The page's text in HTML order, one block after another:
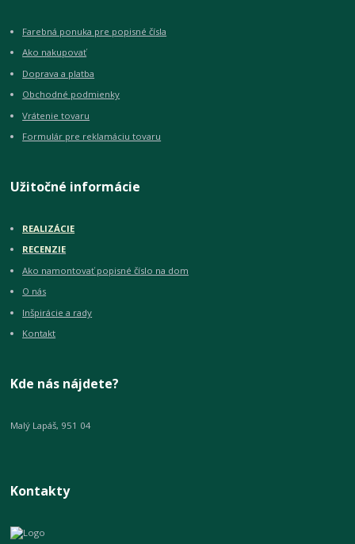
Farebná ponuka pre popisné čísla
Ako nakupovať
Doprava a platba
Obchodné podmienky
Vrátenie tovaru
Formulár pre reklamáciu tovaru
Užitočné informácie
REALIZÁCIE
RECENZIE
Ako namontovať popisné číslo na dom
O nás
Inšpirácie a rady
Kontakt
Kde nás nájdete?
Malý Lapáš, 951 04
Kontakty